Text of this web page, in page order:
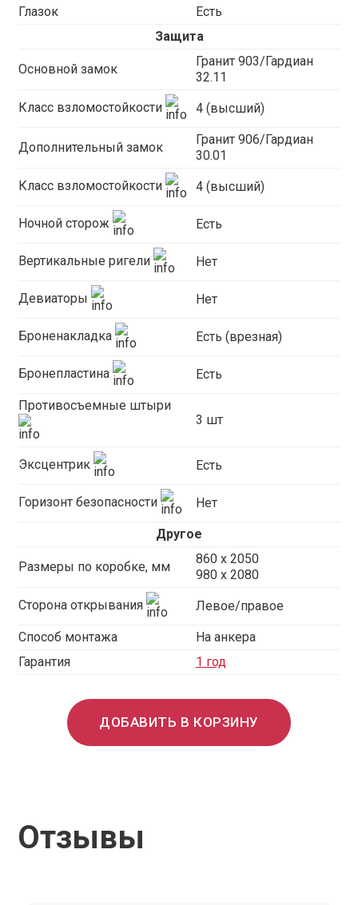
Глазок
Есть
Защита
Основной замок
Гранит 903/Гардиан
32.11
Класс взломостойкости 4 (высший)
Дополнительный замок
Гранит 906/Гардиан
30.01
Класс взломостойкости 4 (высший)
Ночной сторож Есть
Вертикальные ригели Нет
Девиаторы Нет
Броненакладка Есть (врезная)
Бронепластина Есть
Противосъемные штыри
3 шт
Эксцентрик Есть
Горизонт безопасности Нет
Другое
Размеры по коробке, мм
860 х 2050
980 x 2080
Сторона открывания Левое/правое
Способ монтажа
На анкера
Гарантия
1 год
ДОБАВИТЬ В КОРЗИНУ
Отзывы